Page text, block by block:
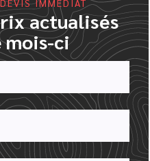
actualisés
mois-ci